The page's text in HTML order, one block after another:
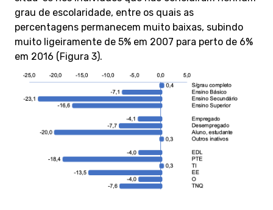
grau de escolaridade, entre os quais as
percentagens permanecem muito baixas, subindo
muito ligeiramente de 5% em 2007 para perto de 6%
em 2016 (Figura 3).